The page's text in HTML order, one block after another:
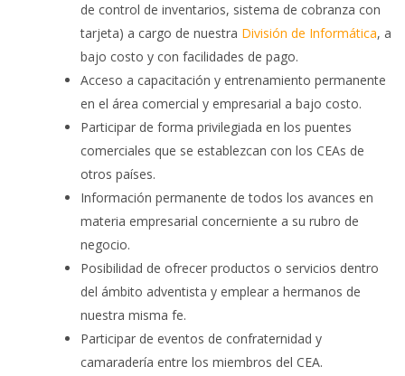
de control de inventarios, sistema de cobranza con
tarjeta) a cargo de nuestra División de Informática, a
bajo costo y con facilidades de pago.
Acceso a capacitación y entrenamiento permanente
en el área comercial y empresarial a bajo costo.
Participar de forma privilegiada en los puentes
comerciales que se establezcan con los CEAs de
otros países.
Información permanente de todos los avances en
materia empresarial concerniente a su rubro de
negocio.
Posibilidad de ofrecer productos o servicios dentro
del ámbito adventista y emplear a hermanos de
nuestra misma fe.
Participar de eventos de confraternidad y
camaradería entre los miembros del CEA.